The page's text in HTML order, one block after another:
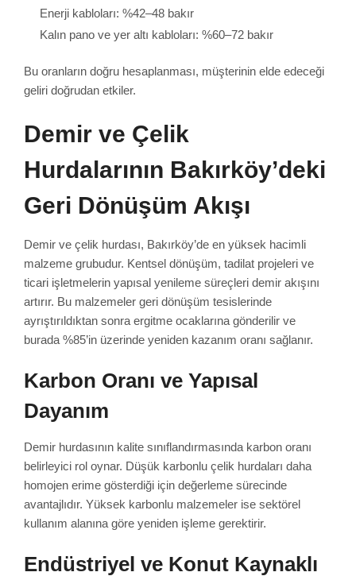
Enerji kabloları: %42–48 bakır
Kalın pano ve yer altı kabloları: %60–72 bakır
Bu oranların doğru hesaplanması, müşterinin elde edeceği
geliri doğrudan etkiler.
Demir ve Çelik
Hurdalarının Bakırköy’deki
Geri Dönüşüm Akışı
Demir ve çelik hurdası, Bakırköy’de en yüksek hacimli
malzeme grubudur. Kentsel dönüşüm, tadilat projeleri ve
ticari işletmelerin yapısal yenileme süreçleri demir akışını
artırır. Bu malzemeler geri dönüşüm tesislerinde
ayrıştırıldıktan sonra ergitme ocaklarına gönderilir ve
burada %85’in üzerinde yeniden kazanım oranı sağlanır.
Karbon Oranı ve Yapısal
Dayanım
Demir hurdasının kalite sınıflandırmasında karbon oranı
belirleyici rol oynar. Düşük karbonlu çelik hurdaları daha
homojen erime gösterdiği için değerleme sürecinde
avantajlıdır. Yüksek karbonlu malzemeler ise sektörel
kullanım alanına göre yeniden işleme gerektirir.
Endüstriyel ve Konut Kaynaklı